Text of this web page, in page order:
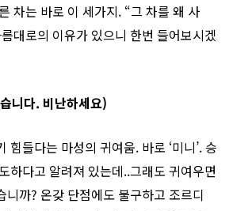
차는 바로 이 세가지. “그 차를 왜 사
대로의 이유가 있으니 한번 들어보시겠
니다. 비난하세요)
힘들다는 마성의 귀여움. 바로 ‘미니’. 승
하다고 알려져 있는데..그래도 귀여우면
니까? 온갖 단점에도 불구하고 조르디